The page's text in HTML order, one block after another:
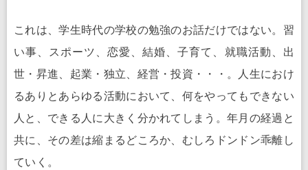
これは、学生時代の学校の勉強のお話だけではない。習
い事、スポーツ、恋愛、結婚、子育て、就職活動、出
世・昇進、起業・独立、経営・投資・・・。人生におけ
るありとあらゆる活動において、何をやってもできない
人と、できる人に大きく分かれてしまう。年月の経過と
共に、その差は縮まるどころか、むしろドンドン乖離し
ていく。